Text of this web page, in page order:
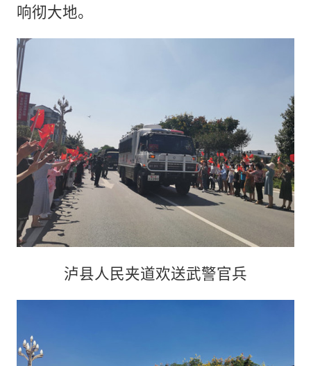
响彻大地。
泸县人民夹道欢送武警官兵